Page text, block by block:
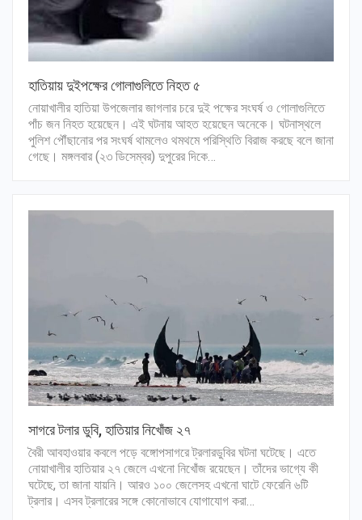
হাতিয়ায় দুইপক্ষের গোলাগুলিতে নিহত ৫
নোয়াখালীর হাতিয়া উপজেলার জাগলার চরে দুই পক্ষের সংঘর্ষ ও গোলাগুলিতে
পাঁচ জন নিহত হয়েছেন। এই ঘটনায় আহত হয়েছেন অনেকে। ঘটনাস্থলে
পুলিশ পৌঁছানোর পর সংঘর্ষ থামলেও থমথমে পরিস্থিতি বিরাজ করছে বলে জানা
গেছে। মঙ্গলবার (২৩ ডিসেম্বর) দুপুরের দিকে…
সাগরে টলার ডুবি, হাতিয়ার নিখোঁজ ২৭
বৈরী আবহাওয়ার কবলে পড়ে বঙ্গোপসাগরে ট্রলারডুবির ঘটনা ঘটেছে। এতে
নোয়াখালীর হাতিয়ার ২৭ জেলে এখনো নিখোঁজ রয়েছেন। তাঁদের ভাগ্যে কী
ঘটেছে, তা জানা যায়নি। আরও ১০০ জেলেসহ এখনো ঘাটে ফেরেনি ৬টি
ট্রলার। এসব ট্রলারের সঙ্গে কোনোভাবে যোগাযোগ করা…